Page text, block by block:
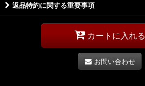
返品特約に関する重要事項
カートに入れる
お問い合わせ